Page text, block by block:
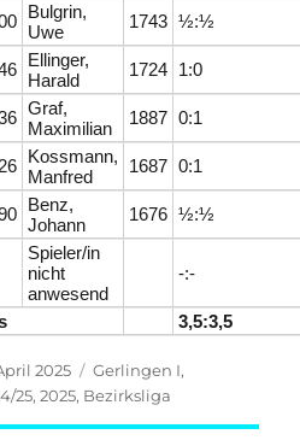
Bulgrin,
Uwe
1743 ½:½
Ellinger,
Harald
1724 1:0
Graf,
Maximilian
1887 0:1
Kossmann,
Manfred
1687 0:1
Benz,
Johann
1676 ½:½
Spieler/in
nicht
anwesend
-:-
3,5:3,5
2025 Kategorien
Gerlingen I,
25,2025, Bezirksliga